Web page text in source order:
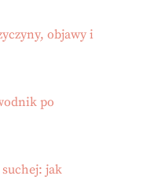
objawy i
po
jak